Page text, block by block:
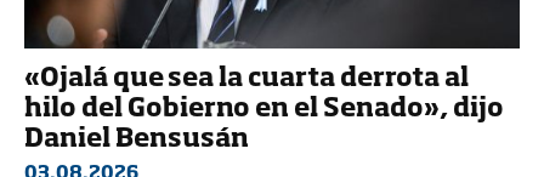
«Ojalá que sea la cuarta derrota al
hilo del Gobierno en el Senado», dijo
Daniel Bensusán